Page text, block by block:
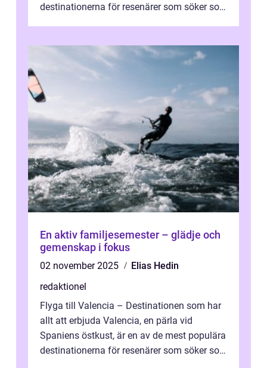
destinationerna för resenärer som söker sol,
En aktiv familjesemester – glädje och
gemenskap i fokus
02 november 2025
Elias Hedin
redaktionel
Flyga till Valencia – Destinationen som har
allt att erbjuda Valencia, en pärla vid
Spaniens östkust, är en av de mest populära
destinationerna för resenärer som söker sol,